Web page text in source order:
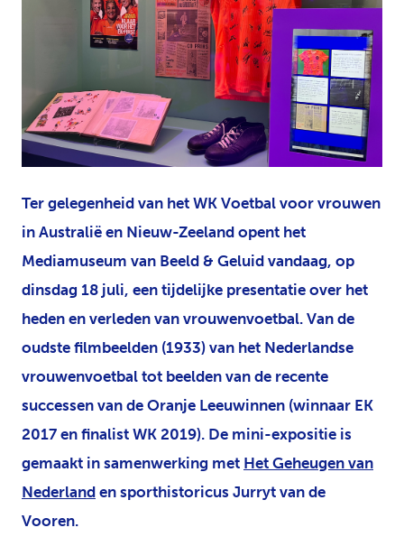
JPG
Ter gelegenheid van het WK Voetbal voor vrouwen
in Australië en Nieuw-Zeeland opent het
Mediamuseum van Beeld & Geluid vandaag, op
dinsdag 18 juli, een tijdelijke presentatie over het
heden en verleden van vrouwenvoetbal. Van de
oudste filmbeelden (1933) van het Nederlandse
vrouwenvoetbal tot beelden van de recente
successen van de Oranje Leeuwinnen (winnaar EK
2017 en finalist WK 2019). De mini-expositie is
gemaakt in samenwerking met Het Geheugen van
Nederland en sporthistoricus Jurryt van de
Vooren.